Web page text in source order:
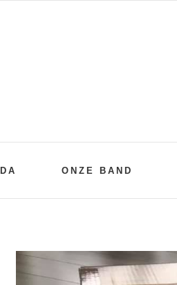
ONZE BAND